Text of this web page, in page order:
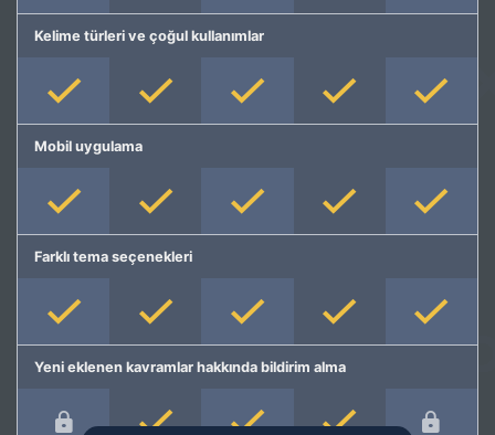
Kelime türleri ve çoğul kullanımlar
Mobil uygulama
Farklı tema seçenekleri
Yeni eklenen kavramlar hakkında bildirim alma